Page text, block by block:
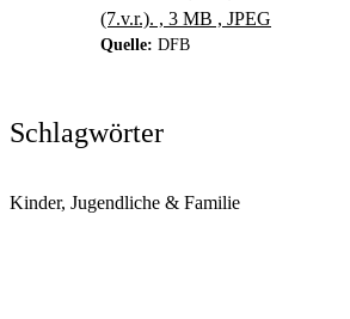
(7.v.r.). , 3 MB , JPEG
Quelle: DFB
Schlagwörter
Kinder, Jugendliche & Familie